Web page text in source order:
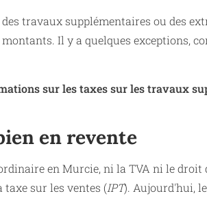
travaux supplémentaires ou des
montants. Il y a quelques exceptions,
sur les taxes sur les travaux
en revente
en Murcie, ni la TVA ni le droit
taxe sur les ventes (IPT). Aujourd'hui,